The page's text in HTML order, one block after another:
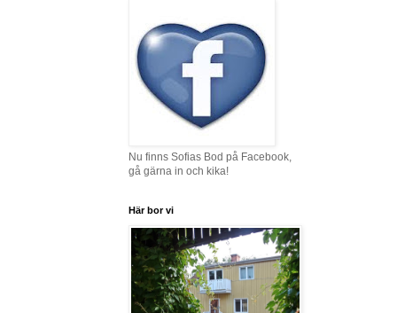
Nu finns Sofias Bod på Facebook,
gå gärna in och kika!
Här bor vi